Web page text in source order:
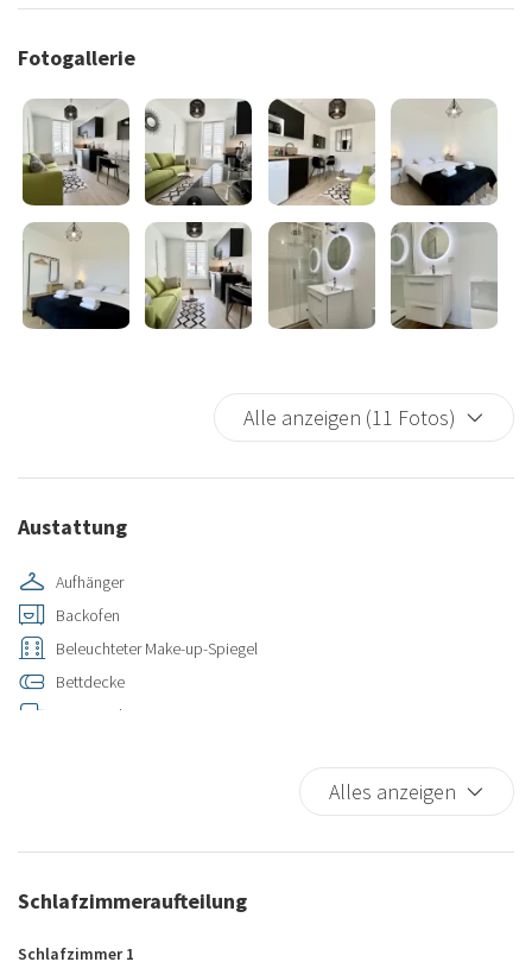
Fotogallerie
Alle anzeigen (11 Fotos)
Austattung
Aufhänger
Backofen
Beleuchteter Make-up-Spiegel
Bettdecke
Bettwäsche
Fenster im Zimmer
Gläser
Großer Dusch- und Toilettenbereich
Alles anzeigen
Schlafzimmeraufteilung
Schlafzimmer 1